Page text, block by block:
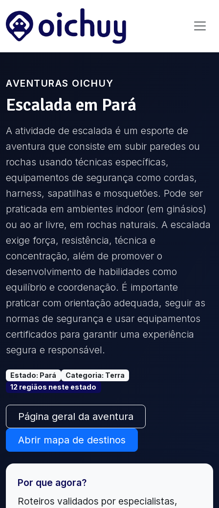
AVENTURAS OICHUY
Escalada em Pará
A atividade de escalada é um esporte de
aventura que consiste em subir paredes ou
rochas usando técnicas específicas,
equipamentos de segurança como cordas,
harness, sapatilhas e mosquetões. Pode ser
praticada em ambientes indoor (em ginásios)
ou ao ar livre, em rochas naturais. A escalada
exige força, resistência, técnica e
concentração, além de promover o
desenvolvimento de habilidades como
equilíbrio e coordenação. É importante
praticar com orientação adequada, seguir as
normas de segurança e usar equipamentos
certificados para garantir uma experiência
segura e responsável.
Estado: Pará Categoria: Terra
12 regiãos neste estado
Página geral da aventura
Abrir mapa de destinos
Por que agora?
Roteiros validados por especialistas,